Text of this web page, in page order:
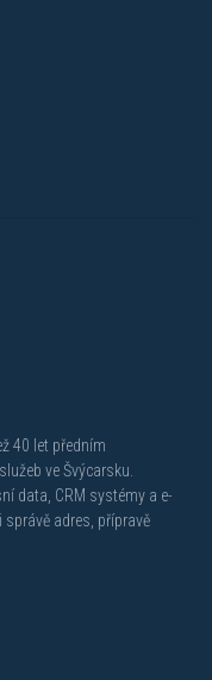
40 let předním
ve Švýcarsku.
data, CRM systémy a e-
adres, přípravě